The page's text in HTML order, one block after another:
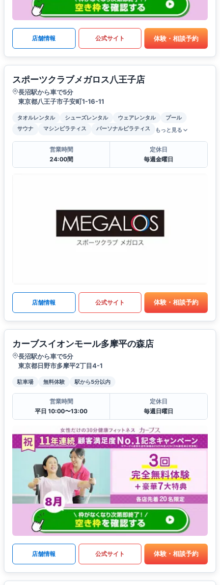
店舗情報 公式サイト 体験・相談予約
スポーツクラブメガロス八王子店
長沼駅から車で5分
東京都八王子市子安町1-16-11
タオルレンタル シューズレンタル ウェアレンタル
プール
サウナ
マシンピラティス パーソナルピラティス もっと見る
営業時間
24:00間
定休日
毎週金曜日
店舗情報 公式サイト 体験・相談予約
カーブスイオンモール多摩平の森店
長沼駅から車で5分
東京都日野市多摩平2丁目4-1
駐車場 無料体験 駅から5分以内
営業時間
平日 10:00〜13:00
定休日
毎週日曜日
店舗情報 公式サイト 体験・相談予約